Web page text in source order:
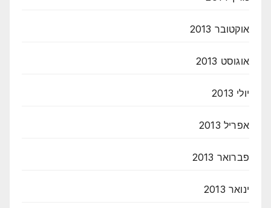
אוקטובר 2013
אוגוסט 2013
יולי 2013
אפריל 2013
פברואר 2013
ינואר 2013